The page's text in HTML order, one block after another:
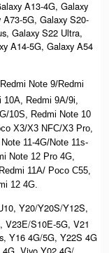
A13-4G, Galaxy
5G, Galaxy S20-
Galaxy S22 Ultra,
A14-5G, Galaxy A54
Note 9/Redmi
Redmi 9A/9i,
10S, Redmi Note 10
X3/X3 NFC/X3 Pro,
11-4G/Note 11s-
Note 12 Pro 4G,
11A/ Poco C55,
12 4G.
Y20/Y20S/Y12S,
V23E/S10E-5G, V21
Y16 4G/5G, Y22S 4G